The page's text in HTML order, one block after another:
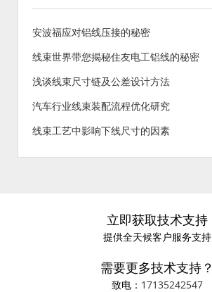
安波福应对铝线压接的秘密
线束世界带您揭秘住友电工铝线的秘密
浅谈线束尺寸链及公差设计方法
汽车行业线束装配流程优化研究
线束工艺中影响下线尺寸的因素
立即获取技术支持
提供全天候客户服务支持
需要更多技术支持？
致电： 17135242547